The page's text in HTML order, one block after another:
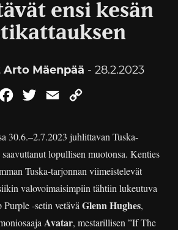
ensi kesän
Arto Mäenpää - 28.2.2023
FacebookTwitterEmail
30.6.–2.7.2023 juhlittavan Tuska-
lopullisen muotonsa. Kenties
Tuska-tarjonnan viimeistelevät
valovoimaisimpiin tähtiin lukeutuva
Purple -setin vetävä Glenn Hughes,
Avatar, mestarillisen ”If The